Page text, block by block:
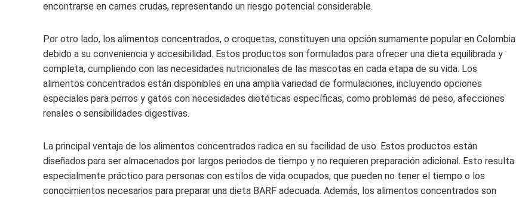
encontrarse en carnes crudas, representando un riesgo potencial considerable.
Por otro lado, los alimentos concentrados, o croquetas, constituyen una opción sumamente popular en Colombia
debido a su conveniencia y accesibilidad. Estos productos son formulados para ofrecer una dieta equilibrada y
completa, cumpliendo con las necesidades nutricionales de las mascotas en cada etapa de su vida. Los
alimentos concentrados están disponibles en una amplia variedad de formulaciones, incluyendo opciones
especiales para perros y gatos con necesidades dietéticas específicas, como problemas de peso, afecciones
renales o sensibilidades digestivas.
La principal ventaja de los alimentos concentrados radica en su facilidad de uso. Estos productos están
diseñados para ser almacenados por largos periodos de tiempo y no requieren preparación adicional. Esto resulta
especialmente práctico para personas con estilos de vida ocupados, que pueden no tener el tiempo o los
conocimientos necesarios para preparar una dieta BARF adecuada. Además, los alimentos concentrados son